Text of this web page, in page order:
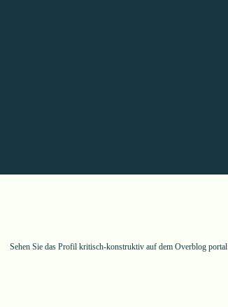
Sehen Sie das Profil kritisch-konstruktivauf dem Overblog portal